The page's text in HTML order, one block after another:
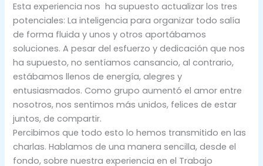
Esta experiencia nos ha supuesto actualizar los tres
potenciales: La inteligencia para organizar todo salía
de forma fluida y unos y otros aportábamos
soluciones. A pesar del esfuerzo y dedicación que nos
ha supuesto, no sentíamos cansancio, al contrario,
estábamos llenos de energía, alegres y
entusiasmados. Como grupo aumentó el amor entre
nosotros, nos sentimos más unidos, felices de estar
juntos, de compartir.
Percibimos que todo esto lo hemos transmitido en las
charlas. Hablamos de una manera sencilla, desde el
fondo, sobre nuestra experiencia en el Trabajo